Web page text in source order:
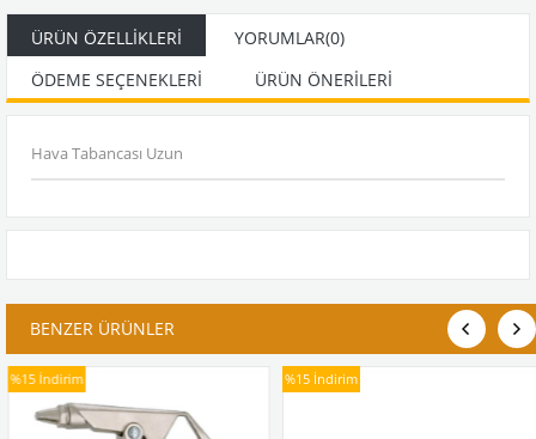
ÜRÜN ÖZELLIKLERI YORUMLAR(0)
ÖDEME SEÇENEKLERI
ÜRÜN ÖNERILERI
Hava Tabancası Uzun
BENZER ÜRÜNLER
%15 İndirim %15 İndirim